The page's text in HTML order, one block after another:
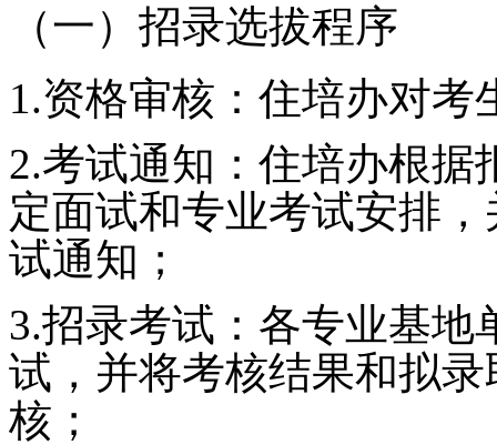
（一）招录选拔程序
1.资格审核：住培办对考
2.考试通知：住培办根据
定面试和专业考试安排
试通知；
3.招录考试：各专业基地
试，并将考核结果和拟
核；